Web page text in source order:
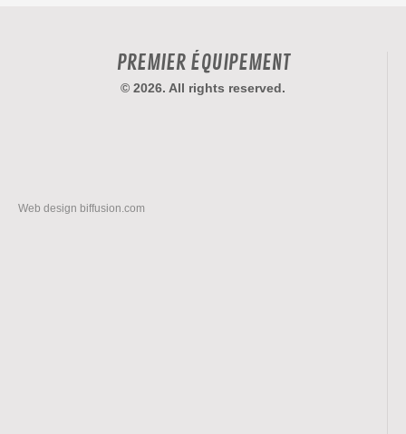
PREMIER ÉQUIPEMENT
© 2026. All rights reserved.
Web design biffusion.com